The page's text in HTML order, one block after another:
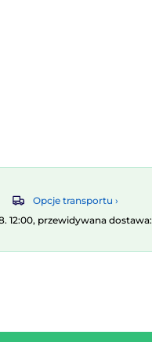
Opcje transportu ›
12:00, przewidywana dostawa: